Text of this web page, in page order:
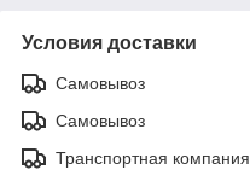
Условия доставки
Самовывоз
Самовывоз
Транспортная компания